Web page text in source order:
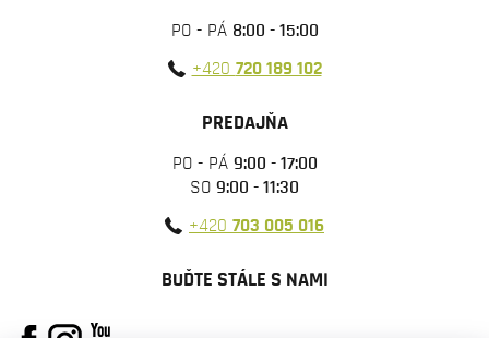
PO - PÁ 8:00 - 15:00
+420 720 189 102
PREDAJŇA
PO - PÁ 9:00 - 17:00
SO 9:00 - 11:30
+420 703 005 016
BUĎTE STÁLE S NAMI